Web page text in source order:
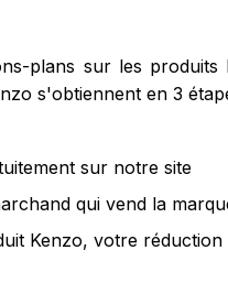
plans sur les
s'obtiennent en 3
sur notre site
qui vend la
Kenzo, votre